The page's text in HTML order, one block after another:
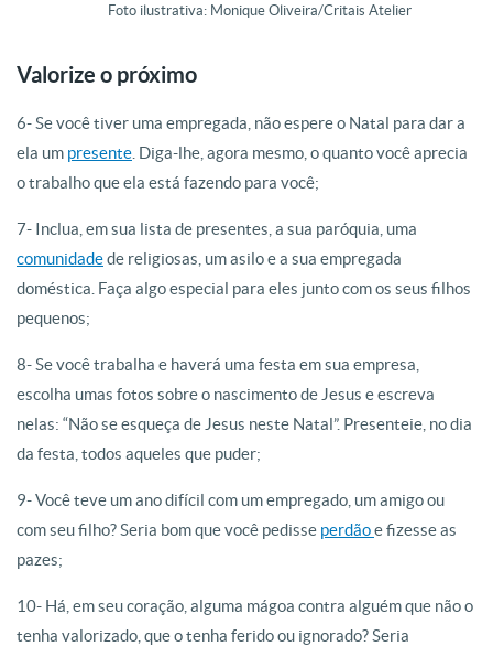
Foto ilustrativa: Monique Oliveira/Critais Atelier
Valorize o próximo
6- Se você tiver uma empregada, não espere o Natal para dar a
ela um presente . Diga-lhe, agora mesmo, o quanto você aprecia
o trabalho que ela está fazendo para você;
7- Inclua, em sua lista de presentes, a sua paróquia, uma
comunidadede religiosas, um asilo e a sua empregada
doméstica. Faça algo especial para eles junto com os seus filhos
pequenos;
8- Se você trabalha e haverá uma festa em sua empresa,
escolha umas fotos sobre o nascimento de Jesus e escreva
nelas: “Não se esqueça de Jesus neste Natal”. Presenteie, no dia
da festa, todos aqueles que puder;
9- Você teve um ano difícil com um empregado, um amigo ou
com seu filho? Seria bom que você pedisse perdãoe fizesse as
pazes;
10- Há, em seu coração, alguma mágoa contra alguém que não o
tenha valorizado, que o tenha ferido ou ignorado? Seria